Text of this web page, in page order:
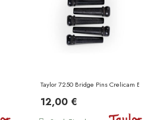
Taylor 7250 Bridge Pins Crelicam Ebony
12,00 €